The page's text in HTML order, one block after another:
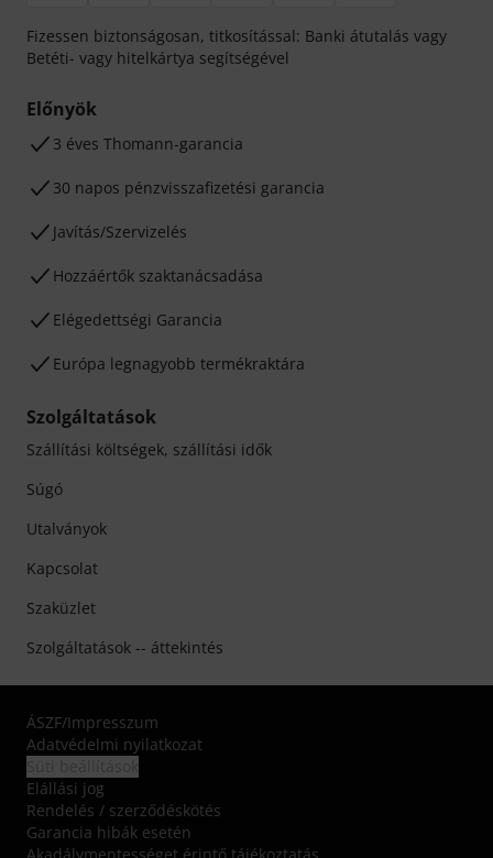
Fizessen biztonságosan, titkosítással: Banki átutalás vagy
Betéti- vagy hitelkártya segítségével
Előnyök
3 éves Thomann-garancia
30 napos pénzvisszafizetési garancia
Javítás/Szervizelés
Hozzáértők szaktanácsadása
Elégedettségi Garancia
Európa legnagyobb termékraktára
Szolgáltatások
Szállítási költségek, szállítási idők
Súgó
Utalványok
Kapcsolat
Szaküzlet
Szolgáltatások -- áttekintés
ÁSZF/Impresszum
Adatvédelmi nyilatkozat
Elállási jog
Rendelés / szerződéskötés
Garancia hibák esetén